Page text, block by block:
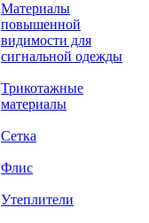
Материалы
повышенной
видимости для
сигнальной одежды
Трикотажные
материалы
Сетка
Флис
Утеплители